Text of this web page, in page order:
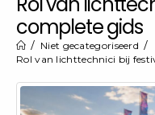
complete gids
Niet gecategoriseerd
Rol van lichttechnici bij